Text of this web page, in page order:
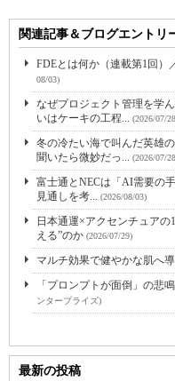
関連記事＆ブログエントリ
FDEとは何か（連載第1回）
08/03)
なぜプロジェクト管理を学
いはケーキの工程... (2026/07/
冬の冷たい海で叫んだ英雄
聞いたら微妙だっ... (2026/07/
富士通とNECは「AI需要の
見通しを考... (2026/08/03)
日本通運×アクセンチュア
える”のか (2026/07/29)
マルチ効果で健やかな肌へ
「プロンプトが面倒」の
ンタープライズ)
最新の投稿